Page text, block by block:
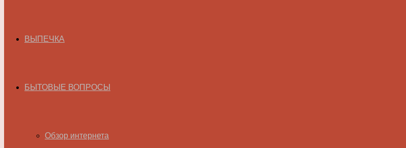
ВЫПЕЧКА
БЫТОВЫЕ ВОПРОСЫ
Обзор интернета